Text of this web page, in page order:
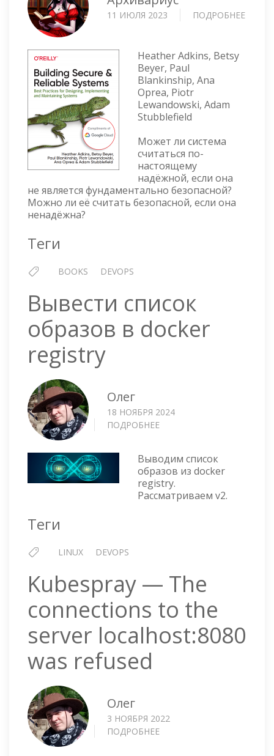
11 ИЮЛЯ 2023 ПОДРОБНЕЕ
Heather Adkins, Betsy
Beyer, Paul
Blankinship, Ana
Oprea, Piotr
Lewandowski, Adam
Stubblefield
Может ли система
считаться по-
настоящему
надёжной, если она
не является фундаментально безопасной?
Можно ли её считать безопасной, если она
ненадёжна?
Теги
BOOKS DEVOPS
Вывести список
образов в docker
registry
Олег
18 НОЯБРЯ 2024
ПОДРОБНЕЕ
ОБРАЗОВ
В
DOCKER
REGISTRY
Выводим список
образов из docker
registry.
Рассматриваем v2.
Теги
LINUX DEVOPS
Kubespray — The
connections to the
server localhost:8080
was refused
Олег
3 НОЯБРЯ 2022
ПОДРОБНЕЕ